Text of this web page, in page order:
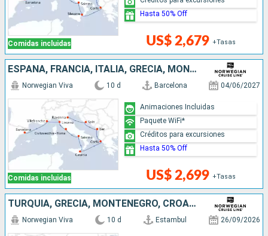
Comidas incluidas US$ 2,679 +Tasas
Hasta 50% Off
ESPAÑA, FRANCIA, ITALIA, GRECIA, MONTENEGRO, CROACIA
Comidas incluidas
Norwegian Viva 10 d Barcelona 04/06/2027
US$ 2,699 +Tasas
Animaciones Incluidas
Paquete WiFi*
Créditos para excursiones
Hasta 50% Off
TURQUÍA, GRECIA, MONTENEGRO, CROACIA, ITALIA
Norwegian Viva 10 d Estambul 26/09/2026